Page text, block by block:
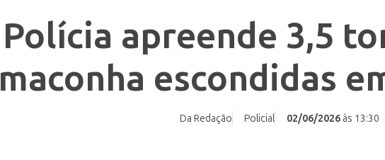
Polícia apreende 3,5
maconha escondidas
Da Redação Policial 02/06/2026 às 13:30